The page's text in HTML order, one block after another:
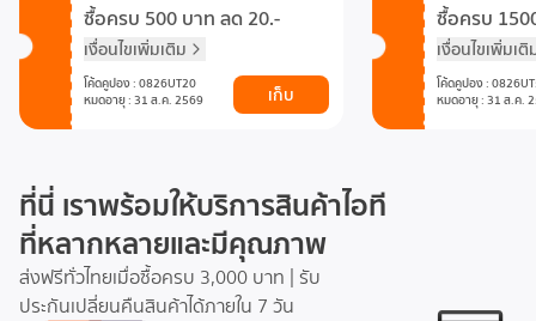
ซื้อครบ 500 บาท ลด 20.-
เงื่อนไขเพิ่มเติม
โค้ดคูปอง:0826UT20
หมดอายุ : 31 ส.ค. 2569
เก็บ
ซื้อครบ
เงื่อนไขเพิ่มเติ
โค้ดคูปอง:
หมดอายุ : 31 ส.ค.
ที่นี่ เราพร้อมให้บริการสินค้าไอที
ที่หลากหลายและมีคุณภาพ
ส่งฟรีทั่วไทยเมื่อซื้อครบ 3,000 บาท | รับ
ประกันเปลี่ยนคืนสินค้าได้ภายใน 7 วัน